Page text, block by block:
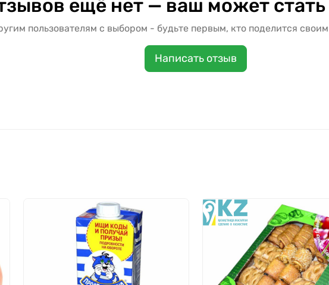
ещё нет — ваш может
пользователям с выбором - будьте первым, кто поделится
Написать отзыв